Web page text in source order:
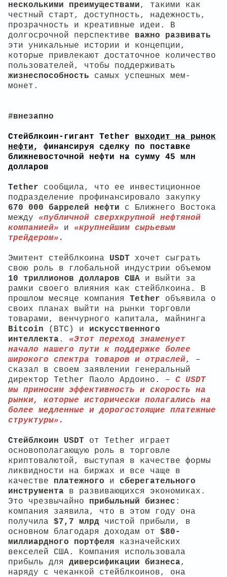
несколькими преимуществами, такими как
честный старт, доступность, надежность,
прозрачность и креативные идеи. В
долгосрочной перспективе важно
развивать
эти уникальные истории и концепции,
которые привлекают достаточное количество
пользователей, чтобы поддерживать
жизнеспособность самых успешных мем-
монет.
#внезапно
Стейблкоин-гигант Tether выходит на рынок
нефти, финансируя сделку по поставке
ближневосточной нефти на сумму 45 млн
долларов
Tether сообщила, что ее инвестиционное
подразделение профинансировало закупку
670 000 баррелей нефти с Ближнего Востока
между «публичной сверхкрупной нефтяной
компанией» и «крупнейшим сырьевым
трейдером».
Эмитент стейблкоина USDT хочет сыграть
свою роль в глобальной индустрии объемом
10 триллионов долларов США и выйти за
рамки своего влияния как стейблкоина. В
прошлом месяце компания Tether объявила о
своих планах выйти на рынки торговли
товарами, венчурного капитала, майнинга
Bitcoin
(BTC) и искусственного
интеллекта. «Этот переход знаменует
начало нашего пути к поддержке более
широкого спектра товаров и отраслей, –
сказал в своем заявлении генеральный
директор Tether Паоло Ардоино. – С USDT
мы приносим эффективность и скорость на
рынки, которые исторически полагались на
более медленные и дорогостоящие платежные
структуры».
Стейблкоин USDT от Tether играет
основополагающую роль в торговле
криптовалютой, выступая в качестве формы
ликвидности на биржах и все чаще в
качестве платежного и сберегательного
инструмента в развивающихся экономиках.
Это чрезвычайно прибыльный бизнес :
компания заявила, что в этом году она
получила $7,7 млрд чистой прибыли, в
основном благодаря доходам от $80-
миллиардного портфеля казначейских
векселей США. Компания использовала
прибыль для диверсификации бизнеса,
наряду с чеканкой стейблкоинов, она